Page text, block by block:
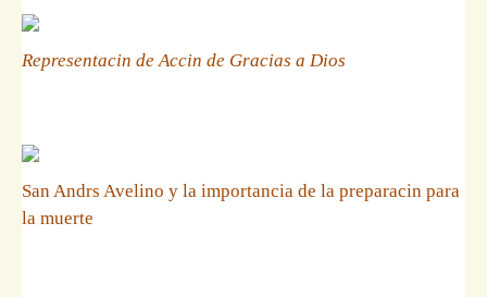
Representacin de Accin de Gracias a Dios
San Andrs Avelino y la importancia de la preparacin para
la muerte